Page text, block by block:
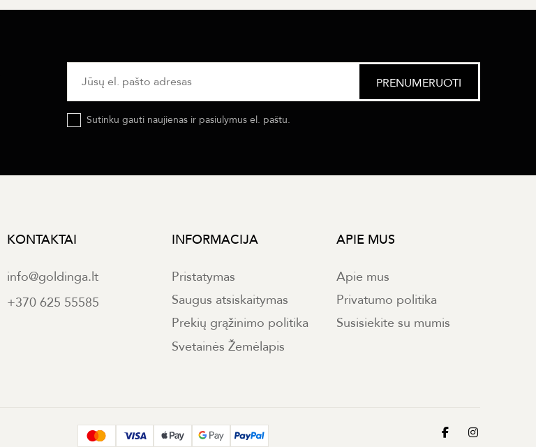
Sutinku gauti naujienas ir pasiulymus el. paštu.
KONTAKTAI
info@goldinga.lt
+370 625 55585
INFORMACIJA
Pristatymas
Saugus atsiskaitymas
Prekių grąžinimo politika
Svetainės Žemėlapis
APIE MUS
Apie mus
Privatumo politika
Susisiekite su mumis